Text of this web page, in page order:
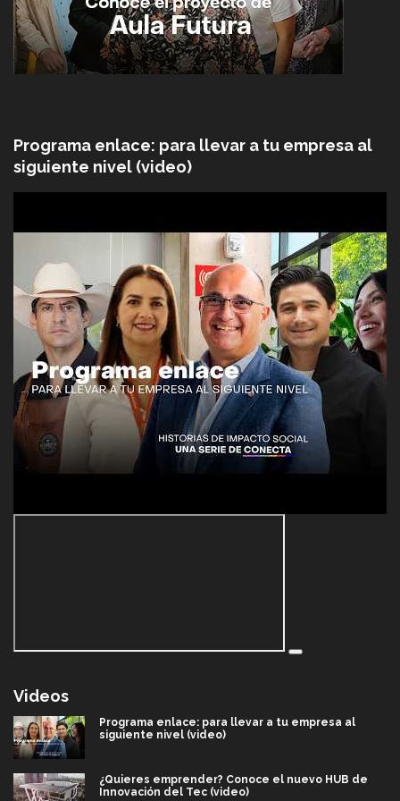
Programa enlace: para llevar a tu empresa al
siguiente nivel (video)
Videos
Programa enlace: para llevar a tu empresa al
siguiente nivel (video)
¿Quieres emprender? Conoce el nuevo HUB de
Innovación del Tec (video)